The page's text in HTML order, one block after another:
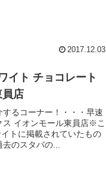
2017.12.03
イト チョコレート
員店
るコーナー！・・・早速
ス イオンモール東員店※こ
トに掲載されていたもの
のスタバの...